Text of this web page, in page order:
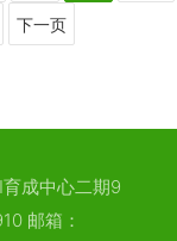
下一页
成中心二期9
邮箱：